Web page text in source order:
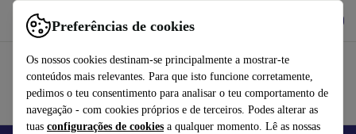
Preferências de cookies
Os nossos cookies destinam-se principalmente a mostrar-te
conteúdos mais relevantes. Para que isto funcione corretamente,
pedimos o teu consentimento para analisar o teu comportamento de
navegação - com cookies próprios e de terceiros. Podes alterar as
tuas configurações de cookies a qualquer momento. Lê as nossas
Use o refurbed de forma rápida e fácil